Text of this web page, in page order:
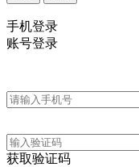
手机登录
账号登录
获取验证码